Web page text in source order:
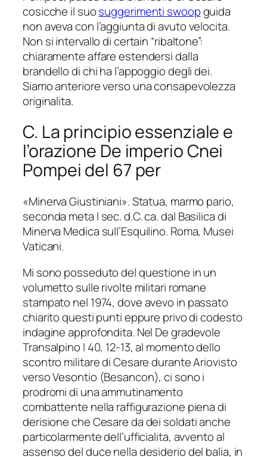
cosicche il suosuggerimenti swoopguida
non aveva con l’aggiunta di avuto velocita.
Non si intervallo di certain “ribaltone”:
chiaramente affare estendersi dalla
brandello di chi ha l’appoggio degli dei.
Siamo anteriore verso una consapevolezza
originalita.
C. La principio essenziale e
l’orazione De imperio Cnei
Pompei del 67 per
«Minerva Giustiniani». Statua, marmo pario,
seconda meta I sec. d.C. ca. dal Basilica di
Minerva Medica sull’Esquilino. Roma, Musei
Vaticani.
Mi sono posseduto del questione in un
volumetto sulle rivolte militari romane
stampato nel 1974, dove avevo in passato
chiarito questi punti eppure privo di codesto
indagine approfondita. Nel De gradevole
Transalpino I 40, 12-13, al momento dello
scontro militare di Cesare durante Ariovisto
verso Vesontio (Besancon), ci sono i
prodromi di una ammutinamento
combattente nella raffigurazione piena di
derisione che Cesare da dei soldati anche
particolarmente dell’ufficialita, avvento al
assenso del duce nella desiderio del balia, in